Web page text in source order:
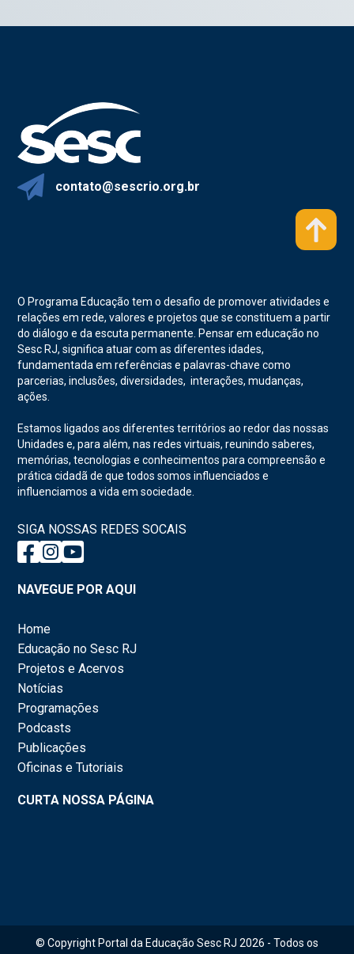
contato@sescrio.org.br
O Programa Educação tem o desafio de promover atividades e
relações em rede, valores e projetos que se constituem a partir
do diálogo e da escuta permanente. Pensar em educação no
Sesc RJ, significa atuar com as diferentes idades,
fundamentada em referências e palavras-chave como
parcerias, inclusões, diversidades, interações, mudanças,
ações.
Estamos ligados aos diferentes territórios ao redor das nossas
Unidades e, para além, nas redes virtuais, reunindo saberes,
memórias, tecnologias e conhecimentos para compreensão e
prática cidadã de que todos somos influenciados e
influenciamos a vida em sociedade.
SIGA NOSSAS REDES SOCAIS
NAVEGUE POR AQUI
Home
Educação no Sesc RJ
Projetos e Acervos
Notícias
Programações
Podcasts
Publicações
Oficinas e Tutoriais
CURTA NOSSA PÁGINA
© Copyright Portal da Educação Sesc RJ 2026 - Todos os